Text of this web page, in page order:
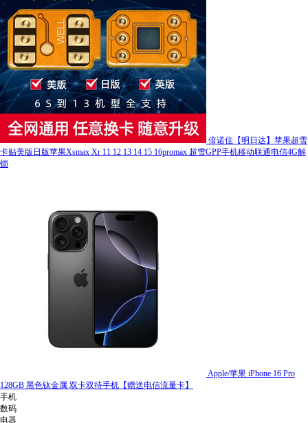
倍诺佳【明日达】苹果超雪
卡贴美版日版苹果Xsmax Xr 11 12 13 14 15 16promax 超雪GPP手机移动联通电信4G解
锁
Apple/苹果 iPhone 16 Pro
128GB 黑色钛金属 双卡双待手机【赠送电信流量卡】
手机
数码
电器